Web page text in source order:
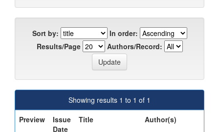
Sort by:
In order:
Results/Page
Authors/Record:
Showing results 1 to 1 of 1
Preview
Issue
Date
Title Author(s)